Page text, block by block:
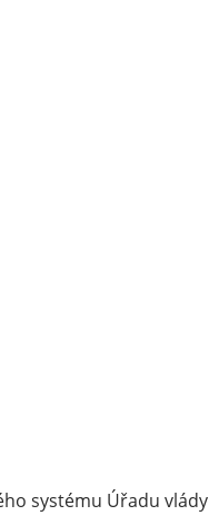
systému Úřadu vlády